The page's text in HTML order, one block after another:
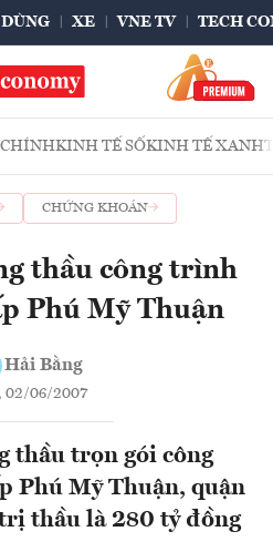
XE VNE TV TECH
KINH TẾ SỐKINH TẾ XANH
CHỨNG KHOÁN
thầu công trình
Phú Mỹ Thuận
Hải Bằng
02/06/2007
thầu trọn gói công
Phú Mỹ Thuận, quận
thầu là 280 tỷ đồng